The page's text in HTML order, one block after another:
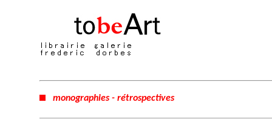
monographies - rétrospectives